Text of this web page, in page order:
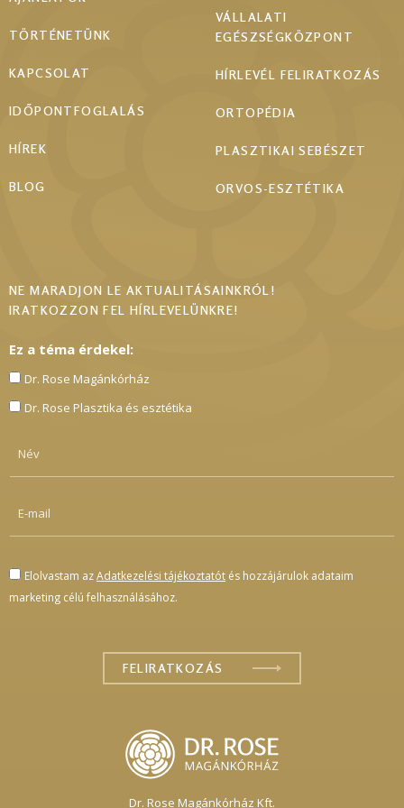
Dr. Rose Magánkórház Kft.
TÖRTÉNETÜNK
KAPCSOLAT
IDŐPONTFOGLALÁS
HÍREK
BLOG
VÁLLALATI
EGÉSZSÉGKÖZPONT
HÍRLEVÉL FELIRATKOZÁS
ORTOPÉDIA
PLASZTIKAI SEBÉSZET
ORVOS-ESZTÉTIKA
NE MARADJON LE AKTUALITÁSAINKRÓL!
IRATKOZZON FEL HÍRLEVELÜNKRE!
Ez a téma érdekel:
Dr. Rose Magánkórház
Dr. Rose Plasztika és esztétika
Elolvastam azAdatkezelési tájékoztatót és hozzájárulok adataim
marketing célú felhasználásához.